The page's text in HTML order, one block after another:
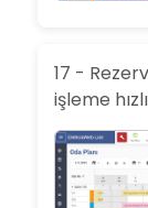
17 -
işleme